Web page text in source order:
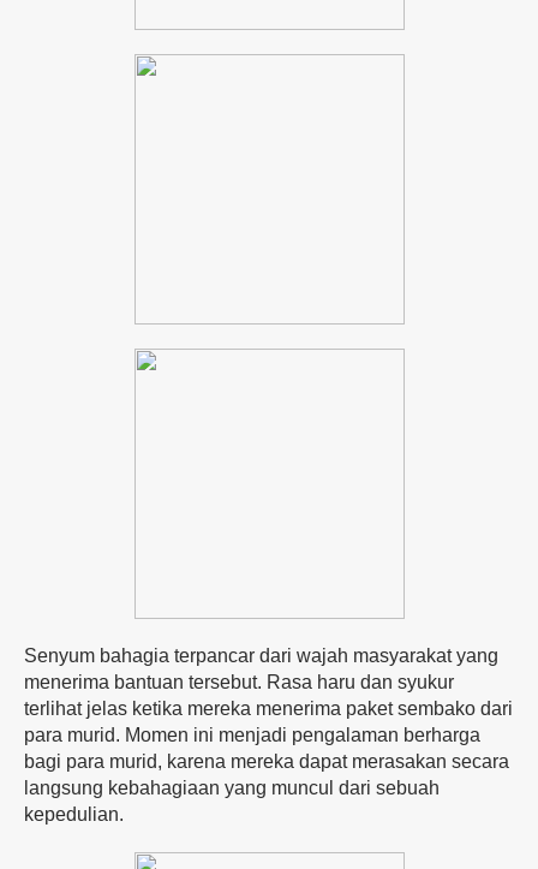
Senyum bahagia terpancar dari wajah masyarakat yang
menerima bantuan tersebut. Rasa haru dan syukur
terlihat jelas ketika mereka menerima paket sembako dari
para murid. Momen ini menjadi pengalaman berharga
bagi para murid, karena mereka dapat merasakan secara
langsung kebahagiaan yang muncul dari sebuah
kepedulian.